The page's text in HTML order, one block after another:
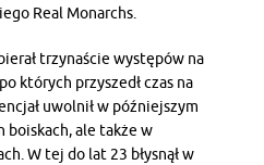
Real Monarchs.
trzynaście występów na
których przyszedł czas na
uwolnił w późniejszym
boiskach, ale także w
W tej do lat 23 błysnął w